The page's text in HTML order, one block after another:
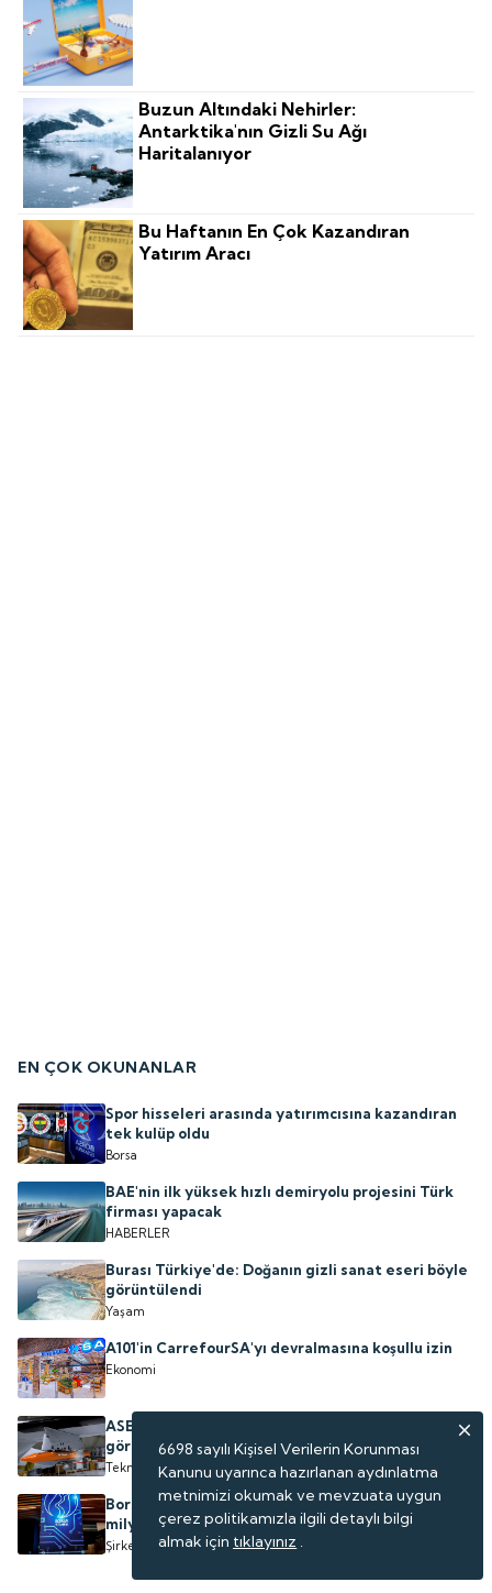
Buzun Altındaki Nehirler:
Antarktika'nın Gizli Su Ağı
Haritalanıyor
Bu Haftanın En Çok Kazandıran
Yatırım Aracı
EN ÇOK OKUNANLAR
Spor hisseleri arasında yatırımcısına kazandıran
tek kulüp oldu
Borsa
BAE'nin ilk yüksek hızlı demiryolu projesini Türk
firması yapacak
HABERLER
Burası Türkiye'de: Doğanın gizli sanat eseri böyle
görüntülendi
Yaşam
A101'in CarrefourSA'yı devralmasına koşullu izin
Ekonomi
ASELSAN'ın geliştirdiği sığınak delici 'TOLUN P'
göreve hazır
Teknoloji
Borsada işlem gören gıda şirketinden ABD'ye 3.15
milyon dolarlık satış
Şirketler
6698 sayılı Kişisel Verilerin Korunması
Kanunu uyarınca hazırlanan aydınlatma
metnimizi okumak ve mevzuata uygun
çerez politikamızla ilgili detaylı bilgi
almak için tıklayınız .